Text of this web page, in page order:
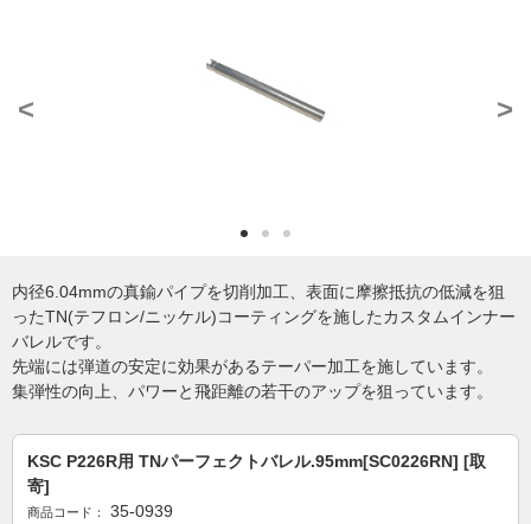
< >
内径6.04mmの真鍮パイプを切削加工、表面に摩擦抵抗の低減を狙
ったTN(テフロン/ニッケル)コーティングを施したカスタムインナー
バレルです。
先端には弾道の安定に効果があるテーパー加工を施しています。
集弾性の向上、パワーと飛距離の若干のアップを狙っています。
KSC P226R用 TNパーフェクトバレル.95mm[SC0226RN] [取
寄]
商品コード： 35-0939